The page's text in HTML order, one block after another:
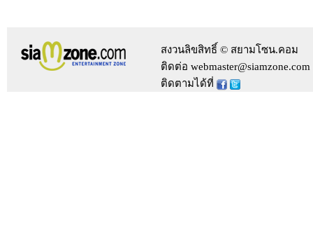
สงวนลิขสิทธิ์ © สยามโซน.คอม
ติดต่อ webmaster@siamzone.com
ติดตามได้ที่